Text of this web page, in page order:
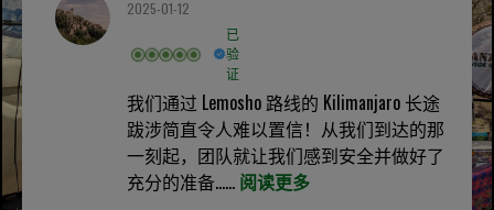
2025-01-12
已
验
证
我们通过 Lemosho 路线的 Kilimanjaro 长途
跋涉简直令人难以置信！从我们到达的那
一刻起，团队就让我们感到安全并做好了
充分的准备...... 阅读更多